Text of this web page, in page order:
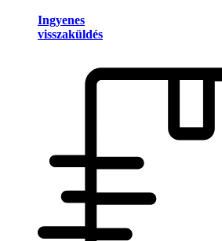
Ingyenes
visszaküldés